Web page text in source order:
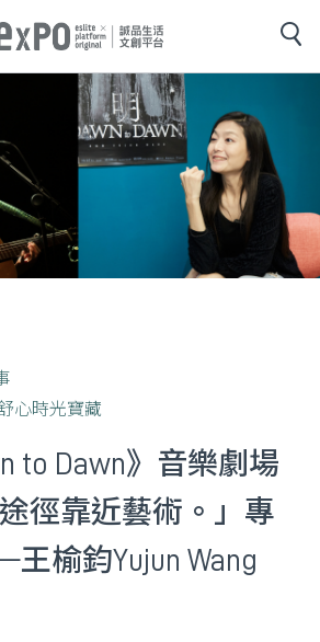
心時光寶藏
to Dawn》音樂劇場
徑靠近藝術。」專
榆鈞Yujun Wang